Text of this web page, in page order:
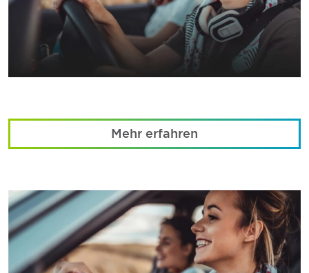
Mehr erfahren